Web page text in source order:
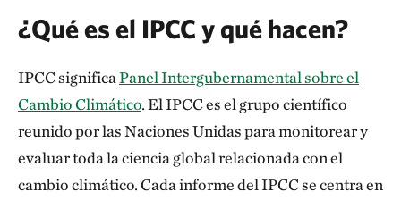
¿Qué es el IPCC y qué hacen?
IPCC significaPanel Intergubernamental sobre el
Cambio Climático. El IPCC es el grupo científico
reunido por las Naciones Unidas para monitorear y
evaluar toda la ciencia global relacionada con el
cambio climático. Cada informe del IPCC se centra en